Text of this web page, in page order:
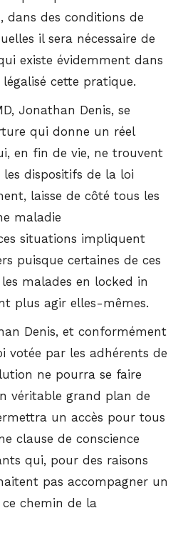
dans des conditions de
il sera nécessaire de
existe évidemment dans
cette pratique.
Jonathan Denis, se
qui donne un réel
en fin de vie, ne trouvent
dispositifs de la loi
laisse de côté tous les
maladie
situations impliquent
puisque certaines de ces
malades en locked in
plus agir elles-mêmes.
Denis, et conformément
votée par les adhérents de
ne pourra se faire
véritable grand plan de
un accès pour tous
clause de conscience
qui, pour des raisons
pas accompagner un
chemin de la